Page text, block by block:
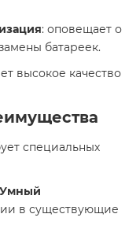
: оповещает о
батареек.
высокое качество
специальных
в существующие